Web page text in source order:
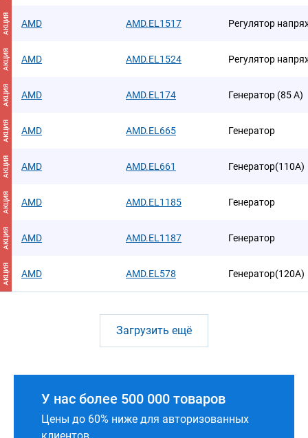
АКЦИЯ AMD AMD.EL1517 Регулятор
АКЦИЯ AMD AMD.EL1524 Регулятор
АКЦИЯ AMD AMD.EL174 Генератор (85 A)
АКЦИЯ AMD AMD.EL665 Генератор
АКЦИЯ AMD AMD.EL661 Генератор(110A)
АКЦИЯ AMD AMD.EL1185 Генератор
АКЦИЯ AMD AMD.EL1187 Генератор
АКЦИЯ AMD AMD.EL578 Генератор(120А)
Загрузить ещё
У нас более 500 000 товаров
Цены до 60% ниже для авторизованных